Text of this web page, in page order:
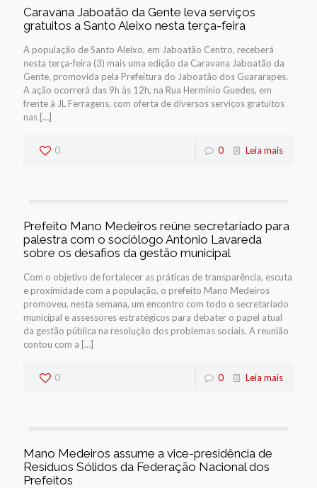
Caravana Jaboatão da Gente leva serviços
gratuitos a Santo Aleixo nesta terça-feira
A população de Santo Aleixo, em Jaboatão Centro, receberá
nesta terça-feira (3) mais uma edição da Caravana Jaboatão da
Gente, promovida pela Prefeitura do Jaboatão dos Guararapes.
A ação ocorrerá das 9h às 12h, na Rua Hermínio Guedes, em
frente à JL Ferragens, com oferta de diversos serviços gratuitos
nas […]
0 0 Leia mais
Prefeito Mano Medeiros reúne secretariado para
palestra com o sociólogo Antonio Lavareda
sobre os desafios da gestão municipal
Com o objetivo de fortalecer as práticas de transparência, escuta
e proximidade com a população, o prefeito Mano Medeiros
promoveu, nesta semana, um encontro com todo o secretariado
municipal e assessores estratégicos para debater o papel atual
da gestão pública na resolução dos problemas sociais. A reunião
contou com a […]
0 0 Leia mais
Mano Medeiros assume a vice-presidência de
Resíduos Sólidos da Federação Nacional dos
Prefeitos